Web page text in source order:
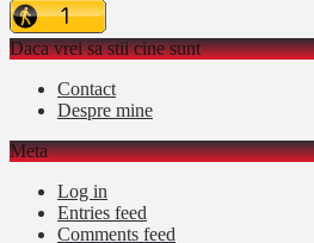
Daca vrei sa stii cine sunt
Contact
Despre mine
Meta
Log in
Entries feed
Comments feed